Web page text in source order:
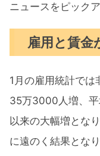
ニュースをピック
雇用と賃金
1月の雇用統計では
35万3000人増、
以来の大幅増とな
に遠のく結果となり